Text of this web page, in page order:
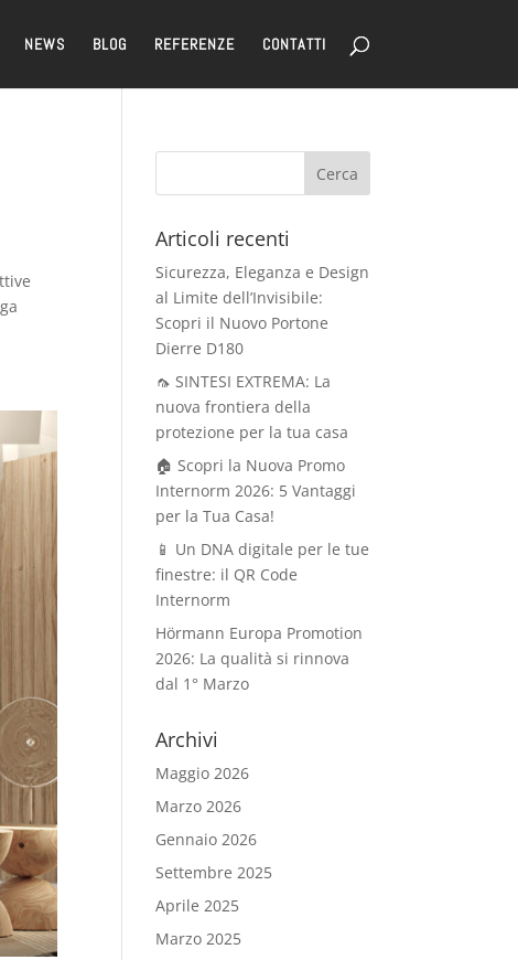
NEWS BLOG REFERENZE CONTATTI
Articoli recenti
Sicurezza, Eleganza e Design
al Limite dell’Invisibile:
Scopri il Nuovo Portone
Dierre D180
🦟 SINTESI EXTREMA: La
nuova frontiera della
protezione per la tua casa
🏠 Scopri la Nuova Promo
Internorm 2026: 5 Vantaggi
per la Tua Casa!
📱 Un DNA digitale per le tue
finestre: il QR Code
Internorm
Hörmann Europa Promotion
2026: La qualità si rinnova
dal 1° Marzo
Archivi
Maggio 2026
Marzo 2026
Gennaio 2026
Settembre 2025
Aprile 2025
Marzo 2025